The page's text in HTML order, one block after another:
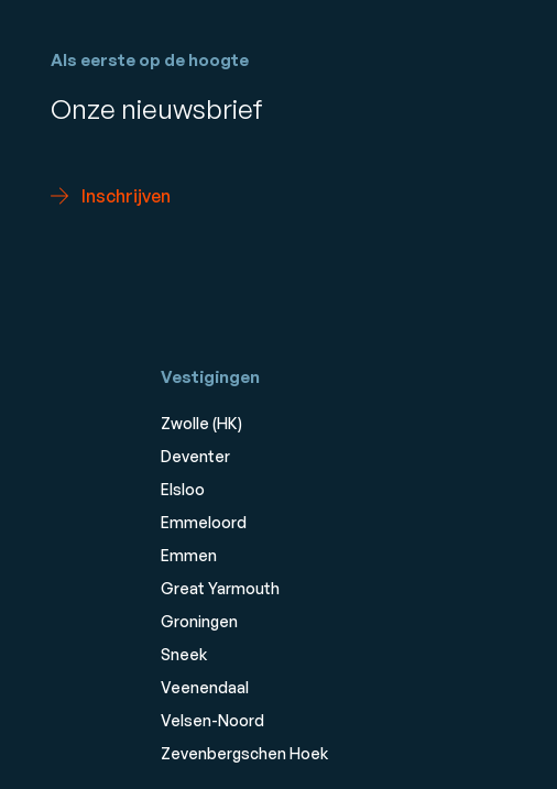
Als eerste op de hoogte
Onze nieuwsbrief
Inschrijven
Vestigingen
Zwolle (HK)
Deventer
Elsloo
Emmeloord
Emmen
Great Yarmouth
Groningen
Sneek
Veenendaal
Velsen-Noord
Zevenbergschen Hoek